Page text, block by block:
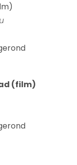
(film)